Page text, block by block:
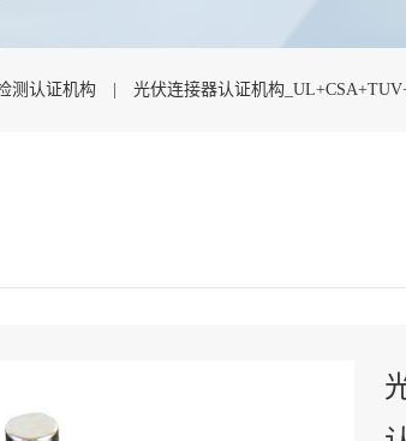
测认证机构 光伏连接器认证机构
认证检测